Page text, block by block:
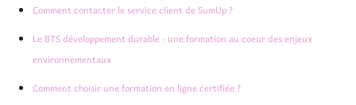
Comment contacter le service client de SumUp ?
Le BTS développement durable : une formation au coeur des enjeux
environnementaux
Comment choisir une formation en ligne certifiée ?